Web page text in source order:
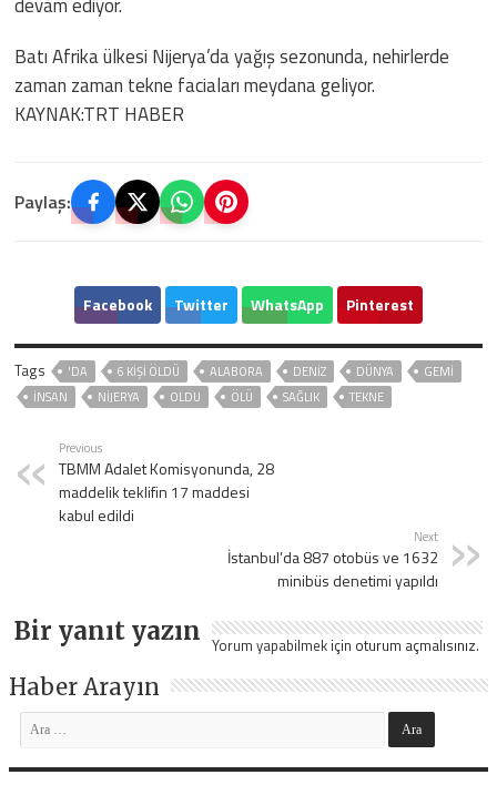
Batı Afrika ülkesi Nijerya’da yağış sezonunda, nehirlerde
zaman zaman tekne faciaları meydana geliyor.
KAYNAK:TRT HABER
Paylaş:
Facebook Twitter WhatsApp Pinterest
Tags 'DA 6 KIŞI ÖLDÜ ALABORA DENIZ DÜNYA
GEMI
İNSAN
NIJERYA OLDU ÖLÜ SAĞLIK TEKNE
Previous
TBMM Adalet Komisyonunda, 28
maddelik teklifin 17 maddesi
kabul edildi
Next
İstanbul’da 887 otobüs ve 1632
minibüs denetimi yapıldı
Bir yanıt yazın Yorum yapabilmek için oturum açmalısınız.
Haber Arayın